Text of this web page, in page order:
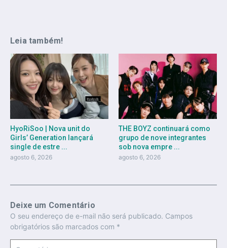
Leia também!
HyoRiSoo | Nova unit do
Girls’ Generation lançará
single de estre ...
agosto 6, 2026
THE BOYZ continuará como
grupo de nove integrantes
sob nova empre ...
agosto 6, 2026
Deixe um Comentário
O seu endereço de e-mail não será publicado. Campos
obrigatórios são marcados com *